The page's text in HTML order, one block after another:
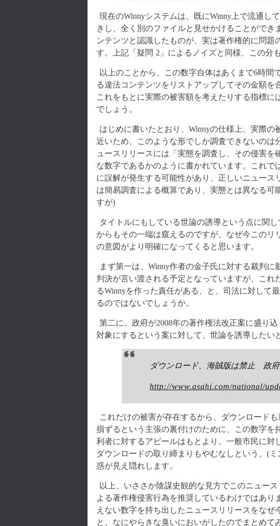
現在のWinnyシステムは、既にWinny上で流通し
きし、全く別のファイルと見せかけることができ
ンテンツと認識したものが、実は著作権的に問題
す。上記「疑問 2」によるノイズと同様、この分
以上のことから、この数字自体はあくまで6時間
る違法コンテンツをリストアップしてその金額を
これをもとに実際の被害額を考えたりする指標に
でしょう。
はじめに書いたとおり、Winnyの仕様上、実際
近いため、このような形でしか調査できないのは
ュースリリースには「実態を調査し、その侵害
な数字であるかのように書かれています。これで
に誤解が発生する可能性があり、正しいニュース
は簡易調査による概算であり、実態とは異なる
すが)
タイトルにもしている世論の誘導という点に関
からもその一端は窺えるのですが、なぜ今このリ
の意図がより明確になってくると思います。
まず第一は、Winny作者の金子氏に対する裁判
判決が言い渡される予定となっていますが、これ
るWinnyを作った責任がある、と、司法に対して
るのではないでしょうか。
第二に、政府が2008年の著作権法改正案に盛り
対象にするという案に対して、世論を誘導したい
ダウンロード、海賊版は禁止 政
http://www.asahi.com/national/
これだけの被害が存在するから、ダウンロード
損ずるという主張の裏付けのために、この数字を
利者に対するアピールはもとより、一般市民に対
ダウンロードの取り締まりもやむなしという、(
惑が見え隠れします。
以上、いささか陰謀史観的な見方でこのニュー
よる著作権侵害行為を推奨しているわけではあ
えない数字を持ち出したニュースリリースをなぜ
と、なにやらきな臭いにおいがしたのでまとめて